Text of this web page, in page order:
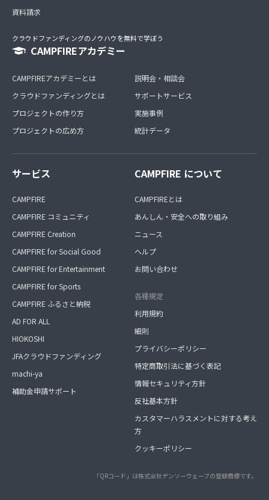
資料請求
クラウドファンディングのノウハウを無料で学ぼう
CAMPFIREアカデミー
CAMPFIREアカデミーとは
クラウドファンディングとは
プロジェクトの作り方
プロジェクトの広め方
説明会・相談会
サポートサービス
実施事例
統計データ
サービス
CAMPFIRE
CAMPFIRE コミュニティ
CAMPFIRE Creation
CAMPFIRE for Social Good
CAMPFIRE for Entertainment
CAMPFIRE for Sports
CAMPFIRE ふるさと納税
AD FOR ALL
HIOKOSHI
JFAクラウドファンディング
machi-ya
補助金申請サポート
CAMPFIRE について
CAMPFIREとは
あんしん・安全への取り組み
ニュース
ヘルプ
お問い合わせ
各種規定
利用規約
細則
プライバシーポリシー
特定商取引法に基づく表記
情報セキュリティ方針
反社基本方針
カスタマーハラスメントに対する考え
方
クッキーポリシー
「QRコード」は株式会社デンソーウェーブの登録商標です。